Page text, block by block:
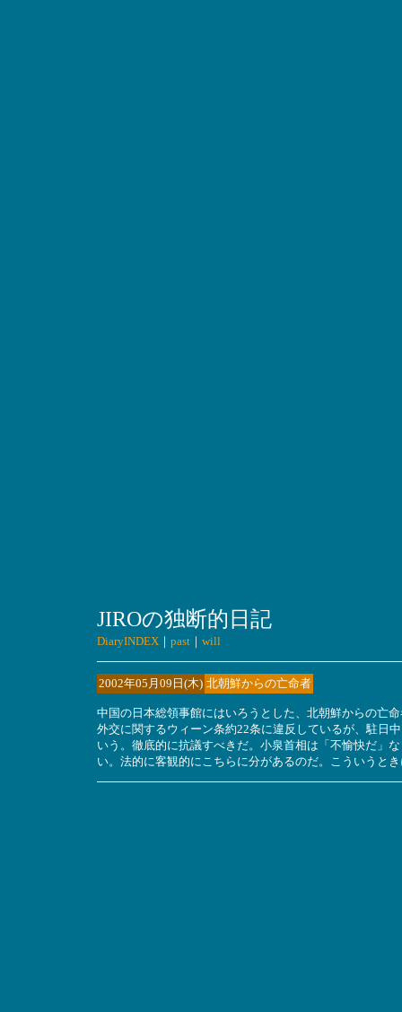
JIROの独断的日記
DiaryINDEX｜ past｜ will
2002年05月09日(木) 北朝鮮からの亡命者
中国の日本総領事館にはいろうとした、北朝鮮からの亡
外交に関するウィーン条約22条に違反しているが、駐日
いう。徹底的に抗議すべきだ。小泉首相は「不愉快だ」
い。法的に客観的にこちらに分があるのだ。こういうと